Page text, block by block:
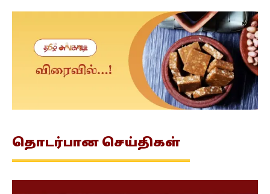
தொடர்பான செய்திகள்